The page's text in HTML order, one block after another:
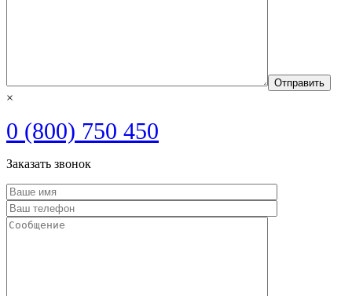
×
0 (800) 750 450
Заказать звонок